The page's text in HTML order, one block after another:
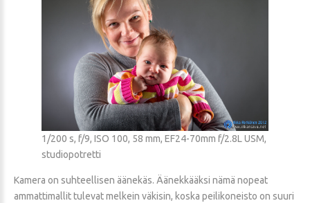
1/200 s, f/9, ISO 100, 58 mm, EF24-70mm f/2.8L USM,
studiopotretti
Kamera on suhteellisen äänekäs. Äänekkääksi nämä nopeat
ammattimallit tulevat melkein väkisin, koska peilikoneisto on suuri